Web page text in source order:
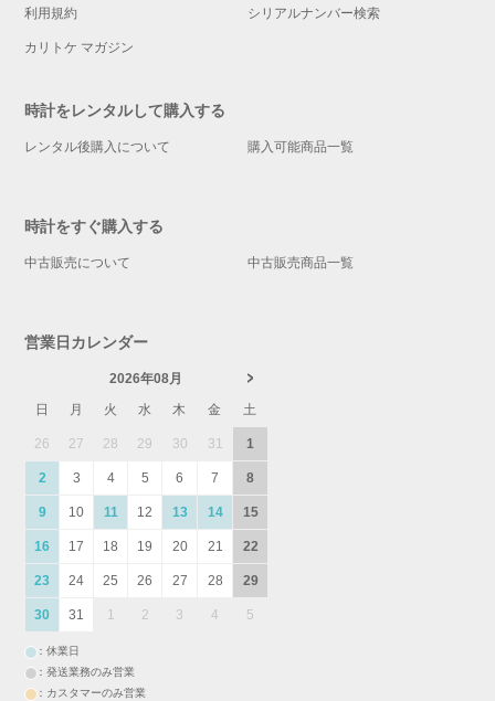
利用規約 シリアルナンバー検索
カリトケ マガジン
時計をレンタルして購入する
レンタル後購入について 購入可能商品一覧
時計をすぐ購入する
中古販売について 中古販売商品一覧
営業日カレンダー
2026年08月
日
月 火 水 木 金 土
26 27 28 29 30 31 1
2 3 4 5 6 7 8
9 10 11 12 13 14 15
16 17 18 19 20 21 22
23 24 25 26 27 28 29
30 31 1 2 3 4 5
：休業日
：発送業務のみ営業
：カスタマーのみ営業